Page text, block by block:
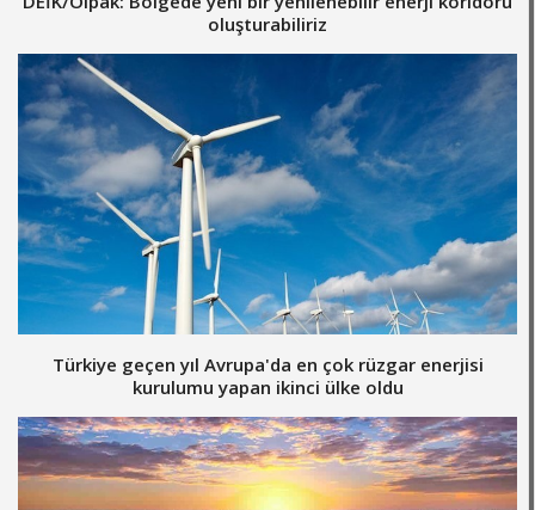
oluşturabiliriz
Türkiye geçen yıl Avrupa'da en çok rüzgar enerjisi
kurulumu yapan ikinci ülke oldu